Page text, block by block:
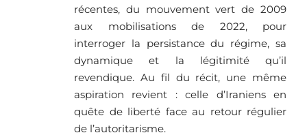
récentes, du mouvement vert de 2009
aux mobilisations de 2022, pour
interroger la persistance du régime, sa
dynamique et la légitimité qu’il
revendique. Au fil du récit, une même
aspiration revient : celle d’Iraniens en
quête de liberté face au retour régulier
de l’autoritarisme.